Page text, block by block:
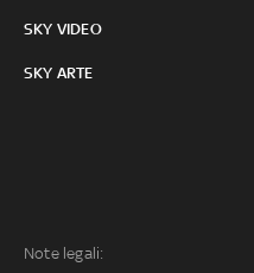
SKY VIDEO
SKY ARTE
Note legali: